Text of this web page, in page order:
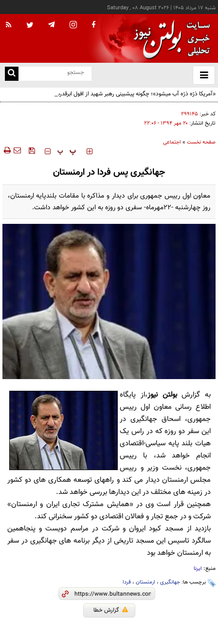
شنبه ۱۷ مرداد ۱۴۰۵ |
Saturday , 08 August 2026
باز
و
«آمریکا ذرّه ذرّه آب میشود»؛ چگونه پیشبینی رهبر شهید از افول ابرقدرت به حقیقت پیوست؟
کد خبر: ۲۹۹۱۴۵
تاریخ انتشار: ۲۰ مهر ۱۳۹۴ - ۲۲:۰۶
صفحه نخست » اجتماعی
‍‍‍ پ پ
جهانگیری پس فردا در ارمنستان
معاون اول رییس جمهوری برای دیدار و مذاکره با مقامات بلندپایه ارمنستان،
روز چهارشنبه -22مهرماه- سفری دو روزه به این کشور خواهد داشت.
به گزارشبولتن نیوز،از پایگاه
اطلاع رسانی معاون اول رییس
جمهوری، اسحاق جهانگیری در
این سفر دو روزه که در راس یک
هیات بلند پایه سیاسی-اقتصادی
انجام خواهد شد، با رییس
جمهوری، نخست وزیر و رییس
مجلس ارمنستان دیدار می کند و راههای توسعه همکاری های دو کشور
در زمینه های مختلف در این دیدارها بررسی خواهد شد.
همچنین قرار است وی در «همایش مشترک تجاری ایران و ارمنستان»
شرکت و در جمع تجار و فعالان اقتصادی دو کشور سخنرانی کند.
بازدید از مسجد کبود ایروان و شرکت در مراسم دویست و پنجاهمین
سالگرد تاسیس این مسجد تاریخی از دیگر برنامه های جهانگیری در سفر
به ارمنستان خواهد بود
منبع: ایرنا
برچسب ها: جهانگیری ، ارمنستان ، فردا
گزارش خطا